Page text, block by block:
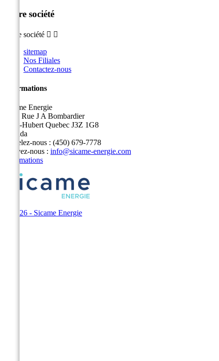
Notre société
Notre société  
sitemap
Nos Filiales
Contactez-nous
Informations
Sicame Energie
5400 Rue J A Bombardier
Saint-Hubert Quebec J3Z 1G8
Canada
Appelez-nous : (450) 679-7778
Écrivez-nous : info@sicame-energie.com
Informations
© 2026 - Sicame Energie